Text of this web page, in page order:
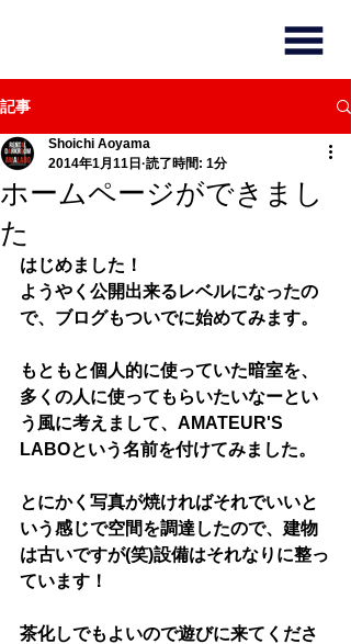
記事
ホームページができまし
た
Shoichi Aoyama
2014年1月11日 読了時間: 1分
はじめました！
ようやく公開出来るレベルになったの
で、ブログもついでに始めてみます。
もともと個人的に使っていた暗室を、
多くの人に使ってもらいたいなーとい
う風に考えまして、AMATEUR'S
LABOという名前を付けてみました。
とにかく写真が焼ければそれでいいと
いう感じで空間を調達したので、建物
は古いですが(笑)設備はそれなりに整っ
ています！
茶化しでもよいので遊びに来てくださ